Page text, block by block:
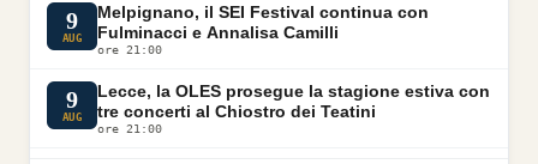
9
AUG
Melpignano, il SEI Festival continua con
Fulminacci e Annalisa Camilli
ore 21:00
9
AUG
Lecce, la OLES prosegue la stagione estiva con
tre concerti al Chiostro dei Teatini
ore 21:00